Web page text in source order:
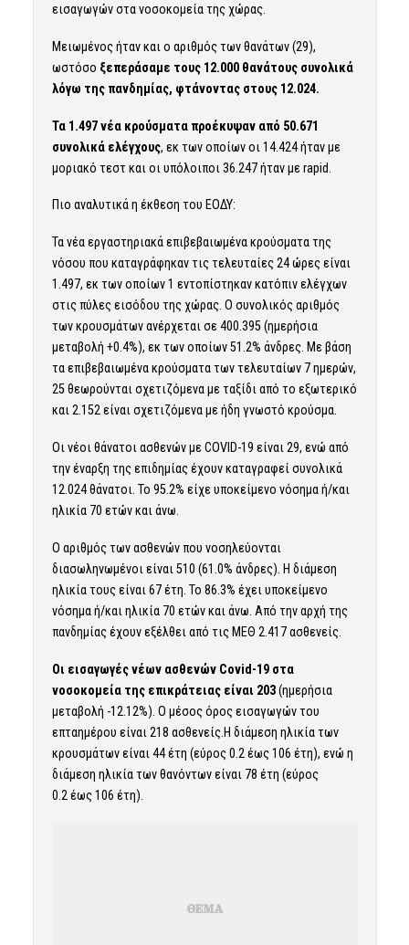
εισαγωγών στα νοσοκομεία της χώρας.
Μειωμένος ήταν και ο αριθμός των θανάτων (29),
ωστόσο ξεπεράσαμε τους 12.000 θανάτους συνολικά
λόγω της πανδημίας, φτάνοντας στους 12.024.
Τα 1.497 νέα κρούσματα προέκυψαν από 50.671
συνολικά ελέγχους, εκ των οποίων οι 14.424 ήταν με
μοριακό τεστ και οι υπόλοιποι 36.247 ήταν με rapid.
Πιο αναλυτικά η έκθεση του ΕΟΔΥ:
Τα νέα εργαστηριακά επιβεβαιωμένα κρούσματα της
νόσου που καταγράφηκαν τις τελευταίες 24 ώρες είναι
1.497, εκ των οποίων 1 εντοπίστηκαν κατόπιν ελέγχων
στις πύλες εισόδου της χώρας. Ο συνολικός αριθμός
των κρουσμάτων ανέρχεται σε 400.395 (ημερήσια
μεταβολή +0.4%), εκ των οποίων 51.2% άνδρες. Με βάση
τα επιβεβαιωμένα κρούσματα των τελευταίων 7 ημερών,
25 θεωρούνται σχετιζόμενα με ταξίδι από το εξωτερικό
και 2.152 είναι σχετιζόμενα με ήδη γνωστό κρούσμα.
Οι νέοι θάνατοι ασθενών με COVID-19 είναι 29, ενώ από
την έναρξη της επιδημίας έχουν καταγραφεί συνολικά
12.024 θάνατοι. Το 95.2% είχε υποκείμενο νόσημα ή/και
ηλικία 70 ετών και άνω.
Ο αριθμός των ασθενών που νοσηλεύονται
διασωληνωμένοι είναι 510 (61.0% άνδρες). Η διάμεση
ηλικία τους είναι 67 έτη. To 86.3% έχει υποκείμενο
νόσημα ή/και ηλικία 70 ετών και άνω. Από την αρχή της
πανδημίας έχουν εξέλθει από τις ΜΕΘ 2.417 ασθενείς.
Οι εισαγωγές νέων ασθενών Covid-19 στα
νοσοκομεία της επικράτειας είναι 203(ημερήσια
μεταβολή -12.12%). Ο μέσος όρος εισαγωγών του
επταημέρου είναι 218 ασθενείς.Η διάμεση ηλικία των
κρουσμάτων είναι 44 έτη (εύρος 0.2 έως 106 έτη), ενώ η
διάμεση ηλικία των θανόντων είναι 78 έτη (εύρος
0.2 έως 106 έτη).